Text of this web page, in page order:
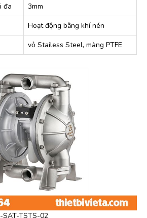
đa
3mm
Hoạt động bằng khí nén
vỏ Stailess Steel, màng PTFE
SAT-TSTS-02